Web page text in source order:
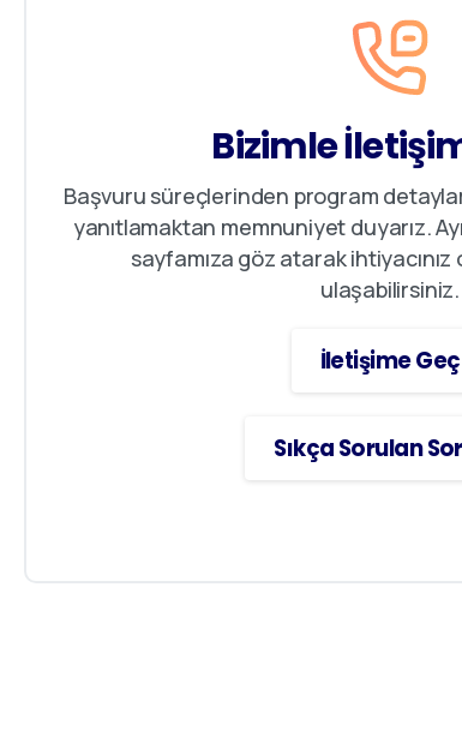
Bizimle
Başvuru süreçlerinden program
yanıtlamaktan memnuniyet duyarız.
sayfamıza göz atarak ihtiyacınız
ulaşabilirsiniz.
İletişime Geç
Sıkça Sorulan